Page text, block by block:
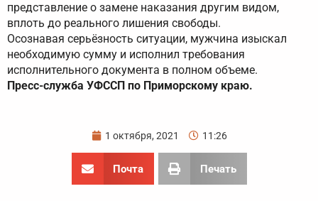
представление о замене наказания другим видом,
вплоть до реального лишения свободы.
Осознавая серьёзность ситуации, мужчина изыскал
необходимую сумму и исполнил требования
исполнительного документа в полном объеме.
Пресс-служба УФССП по Приморскому краю.
1 октября, 2021 11:26
Почта Печать